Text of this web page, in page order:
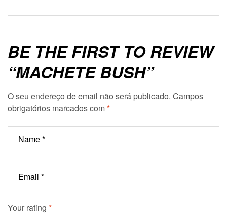
BE THE FIRST TO REVIEW
“MACHETE BUSH”
O seu endereço de email não será publicado. Campos
obrigatórios marcados com*
Your rating *